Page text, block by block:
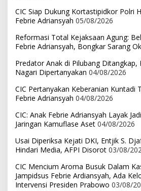
CIC Siap Dukung Kortastipidkor Polri
Febrie Adriansyah 05/08/2026
Reformasi Total Kejaksaan Agung:
Febrie Adriansyah, Bongkar Sarang
Predator Anak di Pilubang Ditangkap,
Nagari Dipertanyakan 04/08/2026
CIC Pertanyakan Keberanian Kuntadi
Febrie Adriansyah 04/08/2026
CIC: Anak Febrie Adriansyah Layak
Jaringan Kamuflase Aset 04/08/2026
Usai Diperiksa Kejati DKI, Entjik S.
Hindari Media, AFPI Disorot 03/08/
CIC Mencium Aroma Busuk Dalam
Jampidsus Febrie Ardiansyah, Ada
Intervensi Presiden Prabowo 03/08/